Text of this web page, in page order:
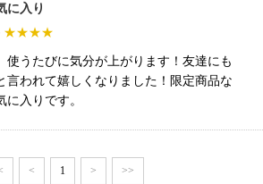
に入り
★★★★
使うたびに気分が上がります！友達にも
言われて嬉しくなりました！限定商品な
入りです。
< 1 > >>